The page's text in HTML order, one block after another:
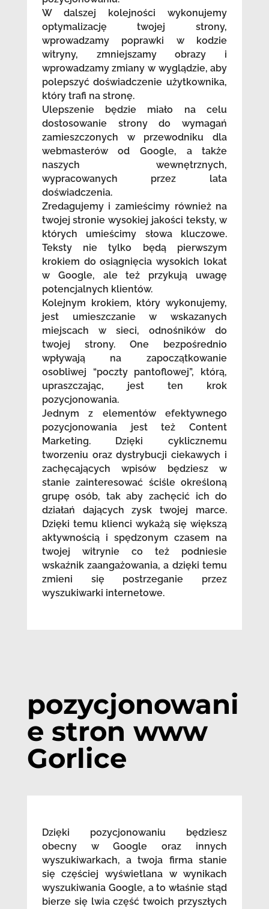
W dalszej kolejności wykonujemy
optymalizację twojej strony,
wprowadzamy poprawki w kodzie
witryny, zmniejszamy obrazy i
wprowadzamy zmiany w wyglądzie, aby
polepszyć doświadczenie użytkownika,
który trafi na stronę.
Ulepszenie będzie miało na celu
dostosowanie strony do wymagań
zamieszczonych w przewodniku dla
webmasterów od Google, a także
naszych wewnętrznych,
wypracowanych przez lata
doświadczenia.
Zredagujemy i zamieścimy również na
twojej stronie wysokiej jakości teksty, w
których umieścimy słowa kluczowe.
Teksty nie tylko będą pierwszym
krokiem do osiągnięcia wysokich lokat
w Google, ale też przykują uwagę
potencjalnych klientów.
Kolejnym krokiem, który wykonujemy,
jest umieszczanie w wskazanych
miejscach w sieci, odnośników do
twojej strony. One bezpośrednio
wpływają na zapoczątkowanie
osobliwej “poczty pantoflowej”, którą,
upraszczając, jest ten krok
pozycjonowania.
Jednym z elementów efektywnego
pozycjonowania jest też Content
Marketing. Dzięki cyklicznemu
tworzeniu oraz dystrybucji ciekawych i
zachęcających wpisów będziesz w
stanie zainteresować ściśle określoną
grupę osób, tak aby zachęcić ich do
działań dających zysk twojej marce.
Dzięki temu klienci wykażą się większą
aktywnością i spędzonym czasem na
twojej witrynie co też podniesie
wskaźnik zaangażowania, a dzięki temu
zmieni się postrzeganie przez
wyszukiwarki internetowe.
pozycjonowani
e stron www
Gorlice
Dzięki pozycjonowaniu będziesz
obecny w Google oraz innych
wyszukiwarkach, a twoja firma stanie
się częściej wyświetlana w wynikach
wyszukiwania Google, a to właśnie stąd
bierze się lwia część twoich przyszłych